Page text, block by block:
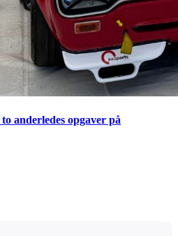
anderledes opgaver på